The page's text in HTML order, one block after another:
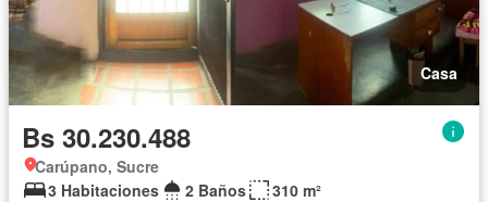
Casa
Bs 30.230.488
Carúpano, Sucre
3 Habitaciones
2 Baños
310 m²